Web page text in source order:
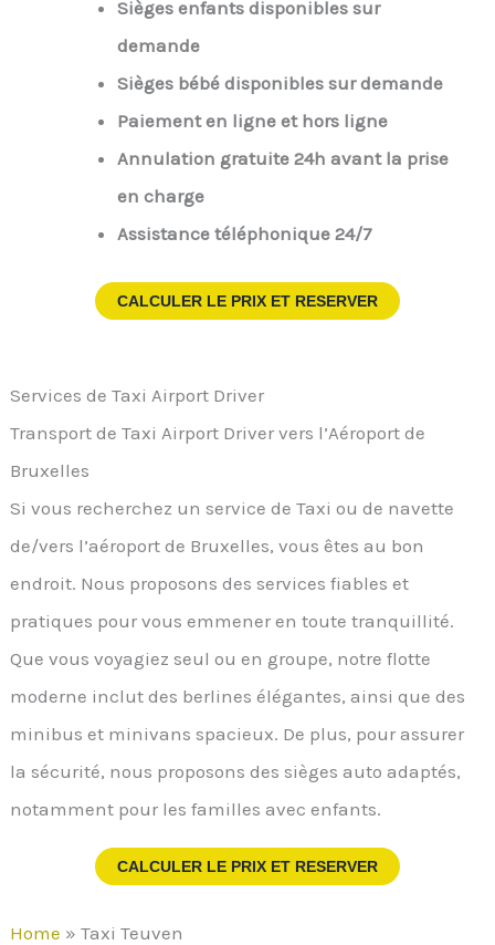
Sièges enfants disponibles sur
demande
Sièges bébé disponibles sur demande
Paiement en ligne et hors ligne
Annulation gratuite 24h avant la prise
en charge
Assistance téléphonique 24/7
CALCULER LE PRIX ET RESERVER
Services de Taxi Airport Driver
Transport de Taxi Airport Driver vers l’Aéroport de
Bruxelles
Si vous recherchez un service de Taxi ou de navette
de/vers l’aéroport de Bruxelles, vous êtes au bon
endroit. Nous proposons des services fiables et
pratiques pour vous emmener en toute tranquillité.
Que vous voyagiez seul ou en groupe, notre flotte
moderne inclut des berlines élégantes, ainsi que des
minibus et minivans spacieux. De plus, pour assurer
la sécurité, nous proposons des sièges auto adaptés,
notamment pour les familles avec enfants.
CALCULER LE PRIX ET RESERVER
Home »Taxi Teuven